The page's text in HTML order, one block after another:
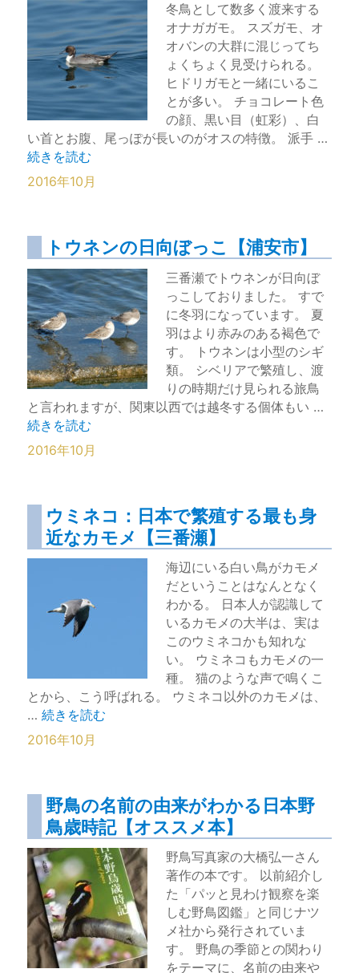
冬鳥として数多く渡来する
オナガガモ。 スズガモ、オ
オバンの大群に混じってち
ょくちょく見受けられる。
ヒドリガモと一緒にいるこ
とが多い。 チョコレート色
の顔、黒い目（虹彩）、白
い首とお腹、尾っぽが長いのがオスの特徴。 派手 …
“上品な顔立ちのオナガガモ【千葉県浦安市】” の
続きを読む
2016年10月
トウネンの日向ぼっこ【浦安市】
三番瀬でトウネンが日向ぼ
っこしておりました。 すで
に冬羽になっています。 夏
羽はより赤みのある褐色で
す。 トウネンは小型のシギ
類。 シベリアで繁殖し、渡
りの時期だけ見られる旅鳥
と言われますが、関東以西では越冬する個体もい …
“トウネンの日向ぼっこ【浦安市】” の
続きを読む
2016年10月
ウミネコ：日本で繁殖する最も身
近なカモメ【三番瀬】
海辺にいる白い鳥がカモメ
だということはなんとなく
わかる。 日本人が認識して
いるカモメの大半は、実は
このウミネコかも知れな
い。 ウミネコもカモメの一
種。 猫のような声で鳴くこ
とから、こう呼ばれる。 ウミネコ以外のカモメは、
…“ウミネコ：日本で繁殖する最も身近なカモメ【三番瀬
続きを読む
2016年10月
野鳥の名前の由来がわかる日本野
鳥歳時記【オススメ本】
野鳥写真家の大橋弘一さん
著作の本です。 以前紹介し
た「パッと見わけ観察を楽
しむ野鳥図鑑」と同じナツ
メ社から発行されていま
す。 野鳥の季節との関わり
をテーマに、名前の由来や